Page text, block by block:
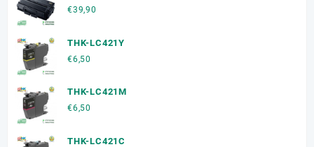
€39,90
THK-LC421Y
€6,50
THK-LC421M
€6,50
THK-LC421C